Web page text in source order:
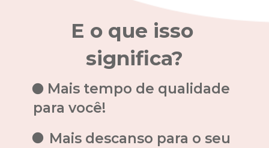
E o que isso
significa?
    Mais tempo de qualidade
para você!
     Mais descanso para o seu